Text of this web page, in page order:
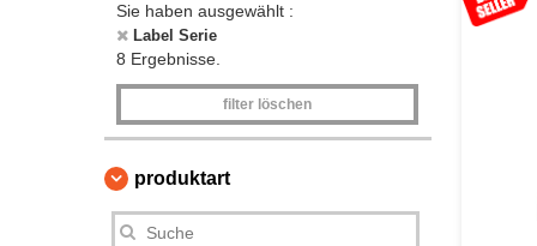
Sie haben ausgewählt :
Label Serie
8 Ergebnisse.
filter löschen
produktart